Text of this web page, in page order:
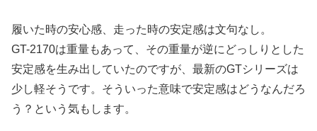
履いた時の安心感、走った時の安定感は文句なし。
GT-2170は重量もあって、その重量が逆にどっしりとした
安定感を生み出していたのですが、最新のGTシリーズは
少し軽そうです。そういった意味で安定感はどうなんだろ
う？という気もします。